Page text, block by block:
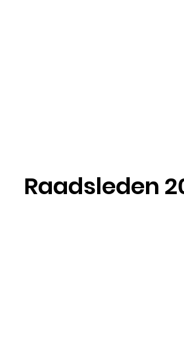
Raadsleden